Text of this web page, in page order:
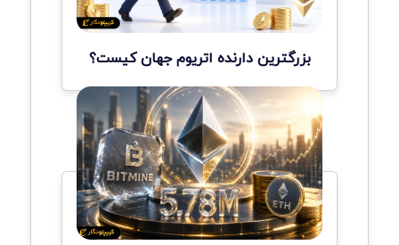
بزرگترین دارنده اتریوم جهان کیست؟